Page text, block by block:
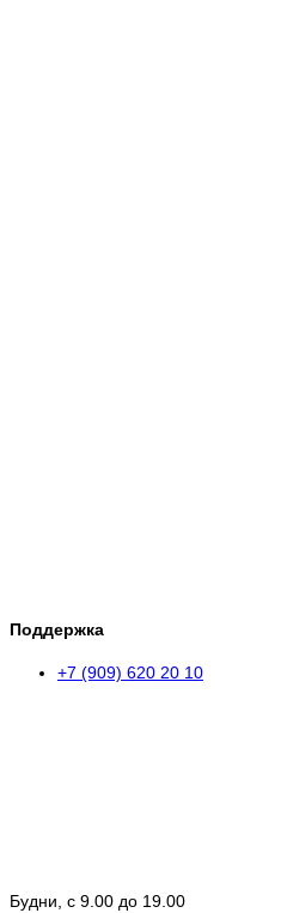
Поддержка
+7 (909) 620 20 10
Будни, с 9.00 до 19.00